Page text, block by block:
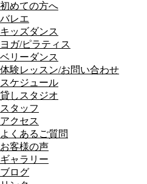
初めての方へ
バレエ
キッズダンス
ヨガ/ピラティス
ベリーダンス
体験レッスン/お問い合わせ
スケジュール
貸しスタジオ
スタッフ
アクセス
よくあるご質問
お客様の声
ギャラリー
ブログ